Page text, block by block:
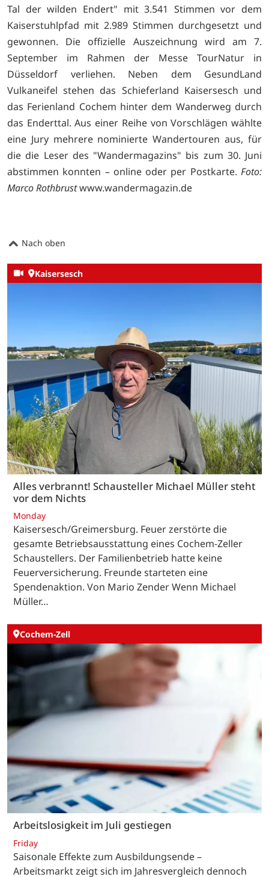
Tal der wilden Endert" mit 3.541 Stimmen vor dem
Kaiserstuhlpfad mit 2.989 Stimmen durchgesetzt und
gewonnen. Die offizielle Auszeichnung wird am 7.
September im Rahmen der Messe TourNatur in
Düsseldorf verliehen. Neben dem GesundLand
Vulkaneifel stehen das Schieferland Kaisersesch und
das Ferienland Cochem hinter dem Wanderweg durch
das Enderttal. Aus einer Reihe von Vorschlägen wählte
eine Jury mehrere nominierte Wandertouren aus, für
die die Leser des "Wandermagazins" bis zum 30. Juni
abstimmen konnten – online oder per Postkarte. Foto:
Marco Rothbrustwww.wandermagazin.de
Nach oben
Kaisersesch
Alles verbrannt! Schausteller Michael Müller steht
vor dem Nichts
Monday
Kaisersesch/Greimersburg. Feuer zerstörte die
gesamte Betriebsausstattung eines Cochem-Zeller
Schaustellers. Der Familienbetrieb hatte keine
Feuerversicherung. Freunde starteten eine
Spendenaktion. Von Mario Zender Wenn Michael
Müller…
Cochem-Zell
Arbeitslosigkeit im Juli gestiegen
Friday
Saisonale Effekte zum Ausbildungsende –
Arbeitsmarkt zeigt sich im Jahresvergleich dennoch